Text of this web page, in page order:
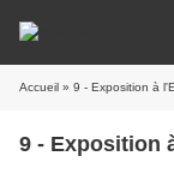
Accueil » 9 - Exposition à
9 - Exposition